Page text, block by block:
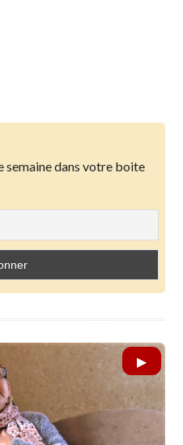
semaine dans votre boite